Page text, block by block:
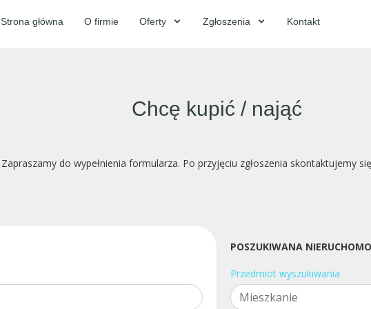
Strona główna O firmie Oferty Zgłoszenia Kontakt
Chcę kupić / nająć
Zapraszamy do wypełnienia formularza. Po przyjęciu zgłoszenia skontaktujemy
POSZUKIWANA
Przedmiot wyszukiwania